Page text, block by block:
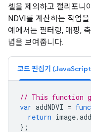
셀을 제외하고 캘리포니
NDVI를 계산하는 작업
예에서는 필터링, 매핑,
념을 보여줍니다.
코드 편집기
// This function
var addNDVI =
return image.
};